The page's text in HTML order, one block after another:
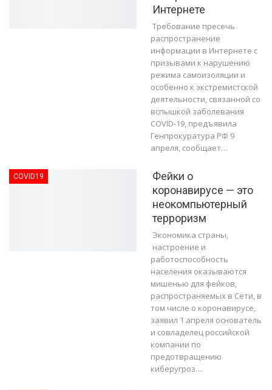
Интернете
Требование пресечь
распространение
информации в Интернете с
призывами к нарушению
режима самоизоляции и
особенно к экстремистской
деятельности, связанной со
вспышкой заболевания
COVID-19, предъявила
Генпрокуратура РФ 9
апреля, сообщает…
COVID19
Фейки о
коронавирусе — это
неокомпьютерный
терроризм
Экономика страны,
настроение и
работоспособность
населения оказываются
мишенью для фейков,
распространяемых в Сети, в
том числе о коронавирусе,
заявил 1 апреля основатель
и совладелец российской
компании по
предотвращению
киберугроз…